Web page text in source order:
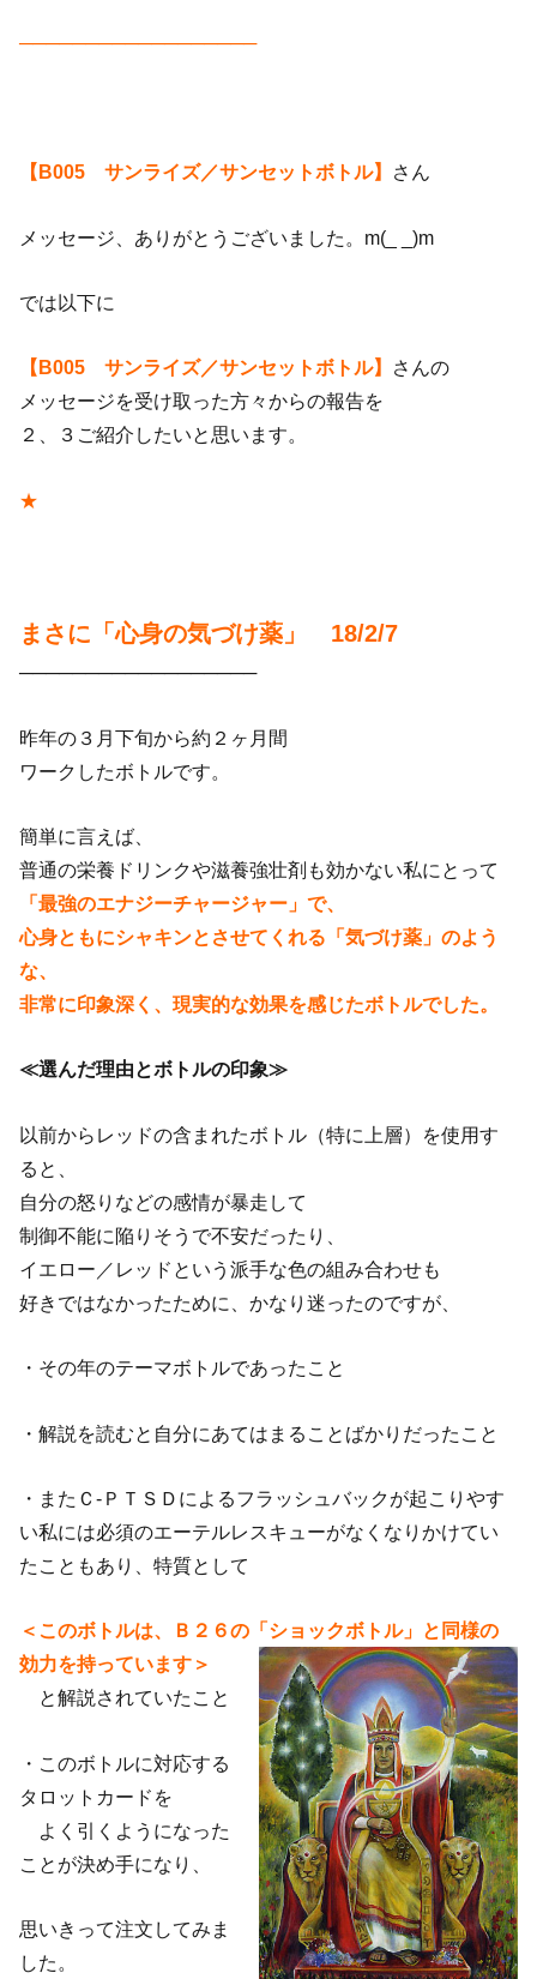
──────────────────
【B005 サンライズ／サンセットボトル】 さん
メッセージ、ありがとうございました。m(_ _)m
では以下に
【B005 サンライズ／サンセットボトル】 さんの
メッセージを受け取った方々からの報告を
２、３ご紹介したいと思います。
★
まさに「心身の気づけ薬」 18/2/7
──────────────────
昨年の３月下旬から約２ヶ月間
ワークしたボトルです。
簡単に言えば、
普通の栄養ドリンクや滋養強壮剤も効かない私にとって
「最強のエナジーチャージャー」で、
心身ともにシャキンとさせてくれる「気づけ薬」のよう
な、
非常に印象深く、現実的な効果を感じたボトルでした。
≪選んだ理由とボトルの印象≫
以前からレッドの含まれたボトル（特に上層）を使用す
ると、
自分の怒りなどの感情が暴走して
制御不能に陥りそうで不安だったり、
イエロー／レッドという派手な色の組み合わせも
好きではなかったために、かなり迷ったのですが、
・その年のテーマボトルであったこと
・解説を読むと自分にあてはまることばかりだったこと
・またＣ-ＰＴＳＤによるフラッシュバックが起こりやす
い私には必須のエーテルレスキューがなくなりかけてい
たこともあり、特質として
＜このボトルは、Ｂ２６の「ショックボトル」と同様の
効力を持っています＞
と解説されていたこと
・このボトルに対応する
タロットカードを
よく引くようになった
ことが決め手になり、
思いきって注文してみま
した。